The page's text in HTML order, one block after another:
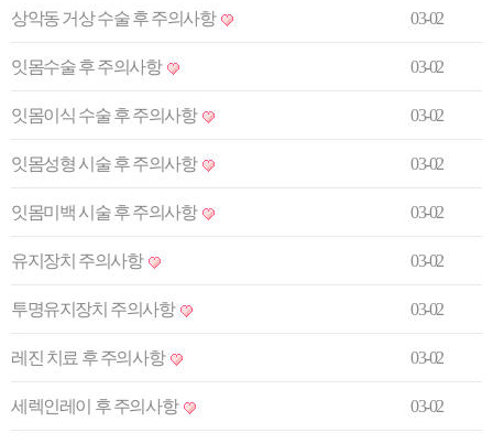
상악동 거상 수술 후 주의사항 03-02
잇몸수술 후 주의사항 03-02
잇몸이식 수술 후 주의사항 03-02
잇몸성형 시술 후 주의사항 03-02
잇몸미백 시술 후 주의사항 03-02
유지장치 주의사항 03-02
투명유지장치 주의사항 03-02
레진 치료 후 주의사항 03-02
세렉인레이 후 주의사항 03-02